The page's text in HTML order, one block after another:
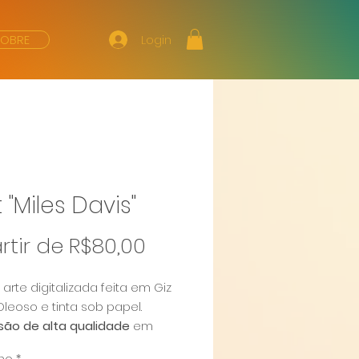
Login
"Miles Davis"
de R$80,00
promocional
arte digitalizada feita em Giz
e tinta sob papel.
de alta qualidade em